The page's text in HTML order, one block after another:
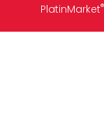
PlatinMarket®